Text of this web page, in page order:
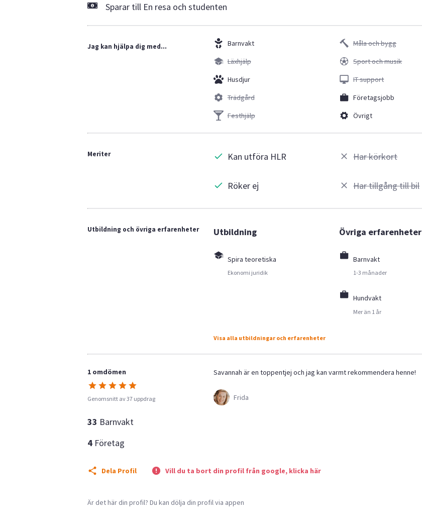
Sparar till En resa och studenten
Jag kan hjälpa dig med...
Barnvakt
Läxhjälp
Husdjur
Trädgård
Festhjälp
Måla och bygg
Sport och musik
IT support
Företagsjobb
Övrigt
Meriter Kan utföra HLR
Röker ej
Har körkort
Har tillgång till bil
Utbildning och övriga erfarenheter Utbildning
Spira teoretiska
Ekonomi juridik
Övriga erfarenheter
Barnvakt
1-3 månader
Hundvakt
Mer än 1 år
Visa alla utbildningar och erfarenheter
1 omdömen
Genomsnitt av 37 uppdrag
33 Barnvakt
4 Företag
Savannah är en toppentjej och jag kan varmt rekommendera henne!
Frida
Dela Profil Vill du ta bort din profil från google, klicka här
Är det här din profil? Du kan dölja din profil via appen